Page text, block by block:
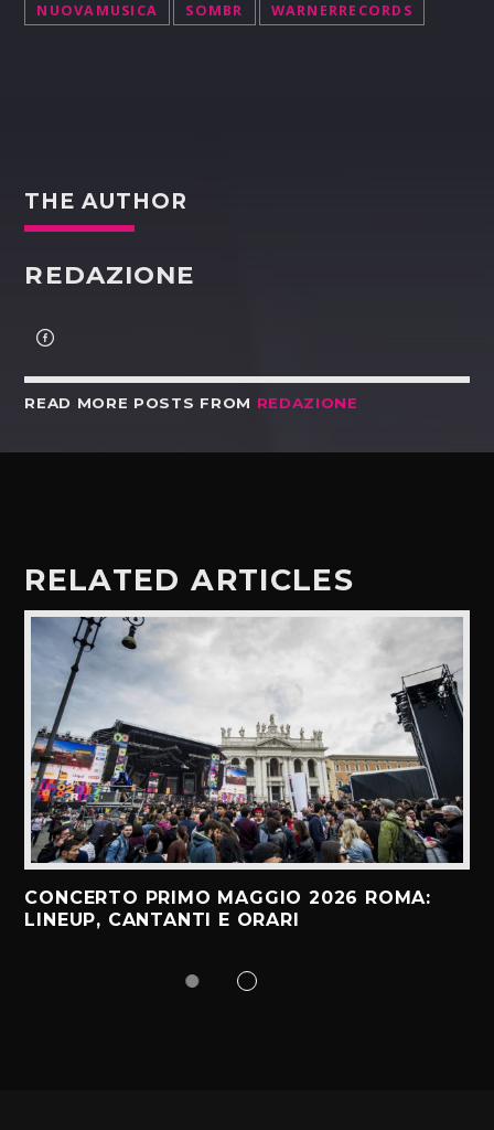
NUOVAMUSICA SOMBR WARNERRECORDS
THE AUTHOR
REDAZIONE
READ MORE POSTS FROM REDAZIONE
RELATED ARTICLES
CONCERTO PRIMO MAGGIO 2026 ROMA:
LINEUP, CANTANTI E ORARI